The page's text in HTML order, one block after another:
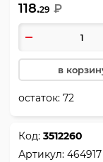
вида, Essentials,
464212
118.29 ₽
в
остаток:72
Код:3512260
Артикул:464917